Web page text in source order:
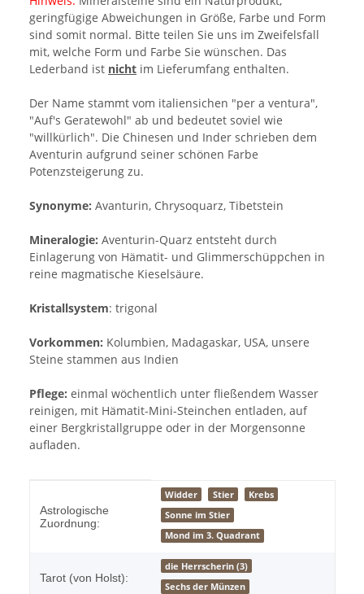
geringfügige Abweichungen in Größe, Farbe und Form
sind somit normal. Bitte teilen Sie uns im Zweifelsfall
mit, welche Form und Farbe Sie wünschen. Das
Lederband ist nicht im Lieferumfang enthalten.
Der Name stammt vom italiensichen "per a ventura",
"Auf's Geratewohl" ab und bedeutet soviel wie
"willkürlich". Die Chinesen und Inder schrieben dem
Aventurin aufgrund seiner schönen Farbe
Potenzsteigerung zu.
Synonyme: Avanturin, Chrysoquarz, Tibetstein
Mineralogie: Aventurin-Quarz entsteht durch
Einlagerung von Hämatit- und Glimmerschüppchen in
reine magmatische Kieselsäure.
Kristallsystem: trigonal
Vorkommen: Kolumbien, Madagaskar, USA, unsere
Steine stammen aus Indien
Pflege: einmal wöchentlich unter fließendem Wasser
reinigen, mit Hämatit-Mini-Steinchen entladen, auf
einer Bergkristallgruppe oder in der Morgensonne
aufladen.
Astrologische
Zuordnung:
Widder Stier
Krebs
Sonne im Stier
Mond im 3. Quadrant
Tarot (von Holst):
die Herrscherin (3)
Sechs der Münzen